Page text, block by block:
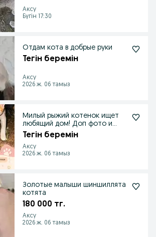
Аксу
Бүгін 17:30
Отдам кота в добрые руки
Тегін беремін
Аксу
2026 ж. 06 тамыз
Милый рыжий котенок ищет
любящий дом! Доп фото и
видео скину в лс.
Тегін беремін
Аксу
2026 ж. 06 тамыз
Золотые малыши шиншиллята
котята
180 000 тг.
Аксу
2026 ж. 06 тамыз